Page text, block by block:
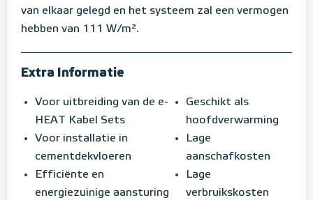
van elkaar gelegd en het systeem zal een vermogen
hebben van 111 W/m².
Extra Informatie
Voor uitbreiding van de e-
HEAT Kabel Sets
Voor installatie in
cementdekvloeren
Efficiënte en
energiezuinige aansturing
Geschikt als
hoofdverwarming
Lage
aanschafkosten
Lage
verbruikskosten